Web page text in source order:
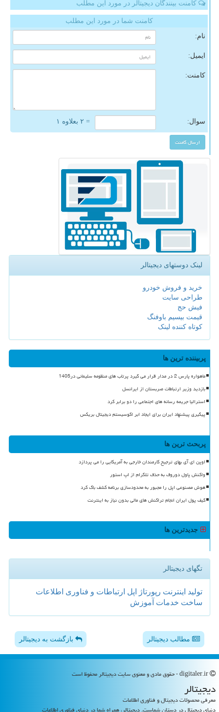
کامنت بینندگان دیجیتالر در مورد این مطلب
کامنت شما در مورد این مطلب
نام:
ایمیل:
کامنت:
سوال: = ۲ بعلاوه ۱
لینک دوستهای دیجیتالر
خرید و فروش خودرو
طراحی سایت
فیش حج
قیمت بیسیم باوفنگ
کوتاه کننده لینک
پربیننده ترین ها
ماهواره پارس 2 در مدار قرار می گیرد پرتاب های منظومه سلیمانی در1405
بازدید وزیر ارتباطات صربستان از ایرانسل
استرالیا جریمه رسانه های اجتماعی را دو برابر کرد
پیگیری پیشنهاد ایران برای ایجاد ابر اکوسیستم دیجیتال بریکس
پربحث ترین ها
اوپن ای آی بهای ترجیح کارمندان خارجی به آمریکایی را می پردازد
واکنش پاول دوروف به حذف تلگرام از اپ استور
هوش مصنوعی اپل را مجبور به محدودسازی برنامه کشف باگ کرد
کیف پول ایران انجام تراکنش های مالی بدون نیاز به اینترنت
جدیدترین ها
تگهای دیجیتالر
تولید اینترنت رپورتاژ اپل ارتباطات و فناوری اطلاعات
ساخت خدمات آموزش
مطالب دیجیتالر بازگشت به دیجیتالر
دیجیتالر
معرفی محصولات دیجیتال و فناوری اطلاعات
دنیای دیجیتال در دستان شماست. دیجیتالر، همراه شما در دنیای فناوری اطلاعات